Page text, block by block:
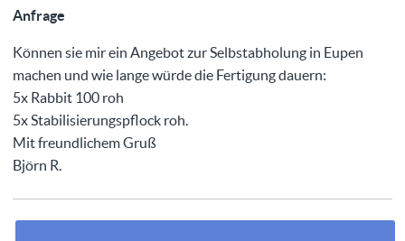
Anfrage
Können sie mir ein Angebot zur Selbstabholung in Eupen
machen und wie lange würde die Fertigung dauern:
5x Rabbit 100 roh
5x Stabilisierungspflock roh.
Mit freundlichem Gruß
Björn R.